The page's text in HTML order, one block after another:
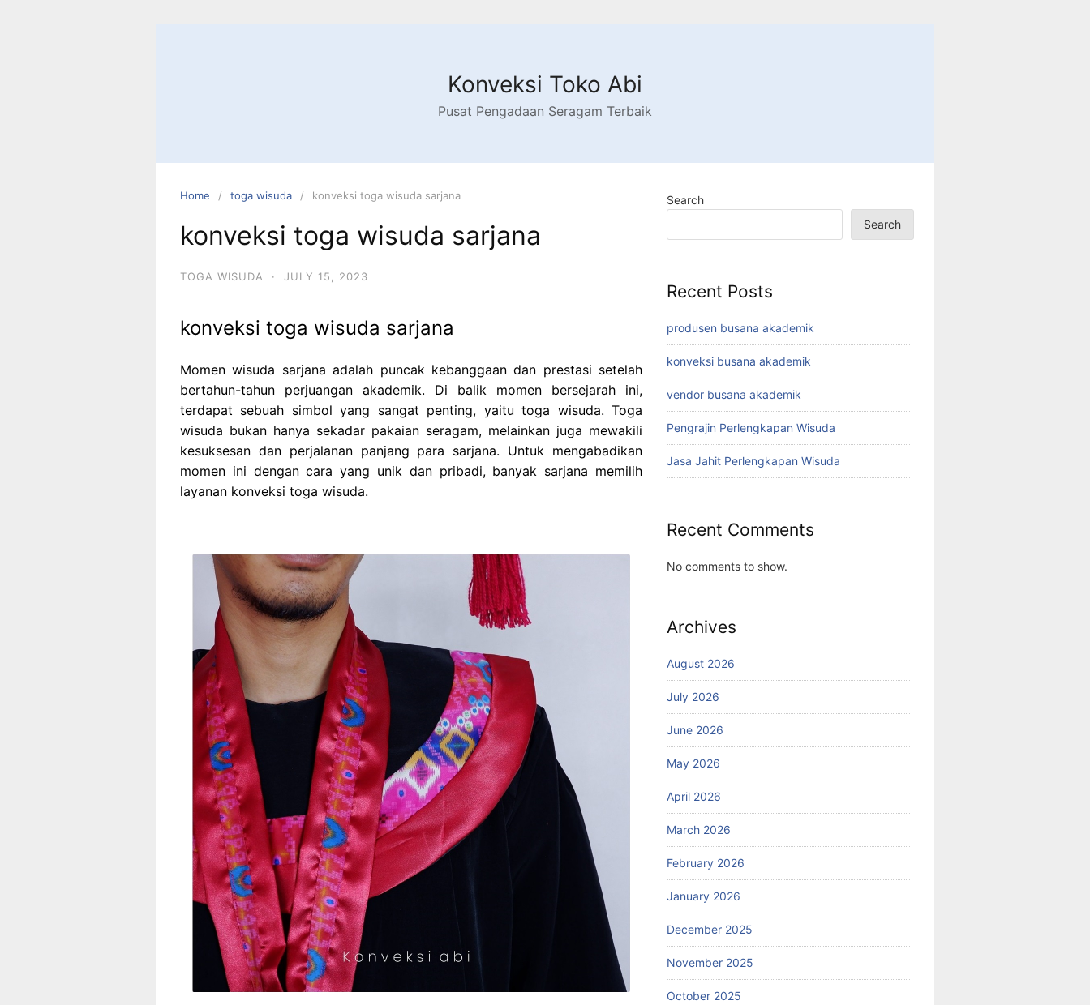
Konveksi Toko Abi
Pusat Pengadaan Seragam Terbaik
Home toga wisuda konveksi toga wisuda sarjana
konveksi toga wisuda sarjana
TOGA WISUDA · JULY 15, 2023
konveksi toga wisuda sarjana
Momen wisuda sarjana adalah puncak kebanggaan dan prestasi setelah
bertahun-tahun perjuangan akademik. Di balik momen bersejarah ini,
terdapat sebuah simbol yang sangat penting, yaitu toga wisuda. Toga
wisuda bukan hanya sekadar pakaian seragam, melainkan juga mewakili
kesuksesan dan perjalanan panjang para sarjana. Untuk mengabadikan
momen ini dengan cara yang unik dan pribadi, banyak sarjana memilih
layanan konveksi toga wisuda.
Search
Search
Recent Posts
produsen busana akademik
konveksi busana akademik
vendor busana akademik
Pengrajin Perlengkapan Wisuda
Jasa Jahit Perlengkapan Wisuda
Recent Comments
No comments to show.
Archives
August 2026
July 2026
June 2026
May 2026
April 2026
March 2026
February 2026
January 2026
December 2025
November 2025
October 2025